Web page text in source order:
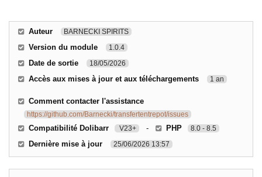
Auteur BARNECKI SPIRITS
Version du module 1.0.4
Date de sortie 18/05/2026
Accès aux mises à jour et aux téléchargements 1 an
Comment contacter l'assistance
https://github.com/Barnecki/transfertentrepot/issues
Compatibilité Dolibarr V23+ - PHP 8.0 - 8.5
Dernière mise à jour 25/06/2026 13:57